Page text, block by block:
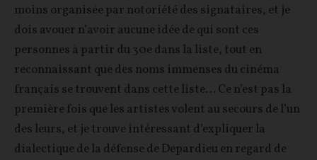
moins organisée par notoriété des signataires, et je
dois avouer n’avoir aucune idée de qui sont ces
personnes à partir du 30e dans la liste, tout en
reconnaissant que des noms immenses du cinéma
français se trouvent dans cette liste… Ce n’est pas la
première fois que les artistes volent au secours de l’un
des leurs, et je trouve intéressant d’expliquer la
dialectique de la défense de Depardieu en regard de